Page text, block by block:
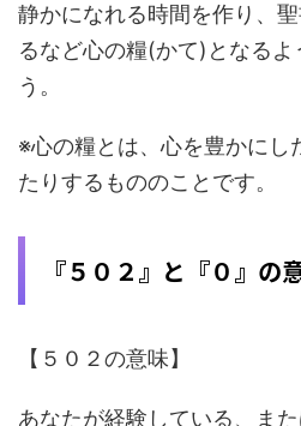
静かになれる時間を作り、
るなど心の糧(かて)となるよ
う。
※心の糧とは、心を豊かにし
たりするもののことです。
『５０２』と『０』の
【５０２の意味】
あなたが経験している、ま